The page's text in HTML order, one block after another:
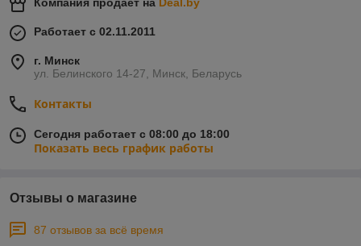
Работает с 02.11.2011
г. Минск
ул. Белинского 14-27, Минск, Беларусь
Контакты
Сегодня работает с 08:00 до 18:00
Показать весь график работы
Отзывы о магазине
87 отзывов за всё время